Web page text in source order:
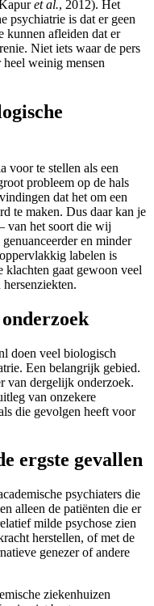
et al., 2012). Het
psychiatrie is dat er geen
kunnen afleiden dat er
Niet iets waar de pers
heel weinig mensen
voor te stellen als een
probleem op de hals
dat het om een
te maken. Dus daar kan je
van het soort die wij
en minder
labelen is
gaat gewoon veel
doen veel biologisch
Een belangrijk gebied.
van dergelijk onderzoek.
van onzekere
die gevolgen heeft voor
ergste gevallen
psychiaters die
alleen de patiënten die er
milde psychose zien
herstellen, of met de
genezer of andere
ziekenhuizen